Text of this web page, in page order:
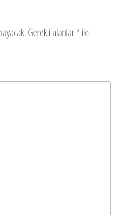
Gerekli alanlar*ile